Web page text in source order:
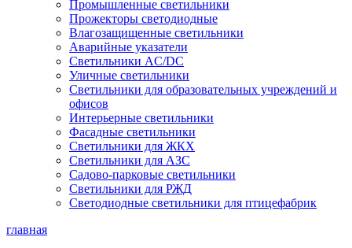
Промышленные светильники
Прожекторы светодиодные
Влагозащищенные светильники
Аварийные указатели
Светильники AC/DC
Уличные светильники
Светильники для образовательных учреждений и
офисов
Интерьерные светильники
Фасадные светильники
Светильники для ЖКХ
Светильники для АЗС
Садово-парковые светильники
Светильники для РЖД
Светодиодные светильники для птицефабрик
главная